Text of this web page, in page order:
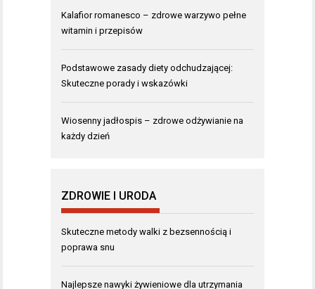
Kalafior romanesco – zdrowe warzywo pełne
witamin i przepisów
Podstawowe zasady diety odchudzającej:
Skuteczne porady i wskazówki
Wiosenny jadłospis – zdrowe odżywianie na
każdy dzień
ZDROWIE I URODA
Skuteczne metody walki z bezsennością i
poprawa snu
Najlepsze nawyki żywieniowe dla utrzymania